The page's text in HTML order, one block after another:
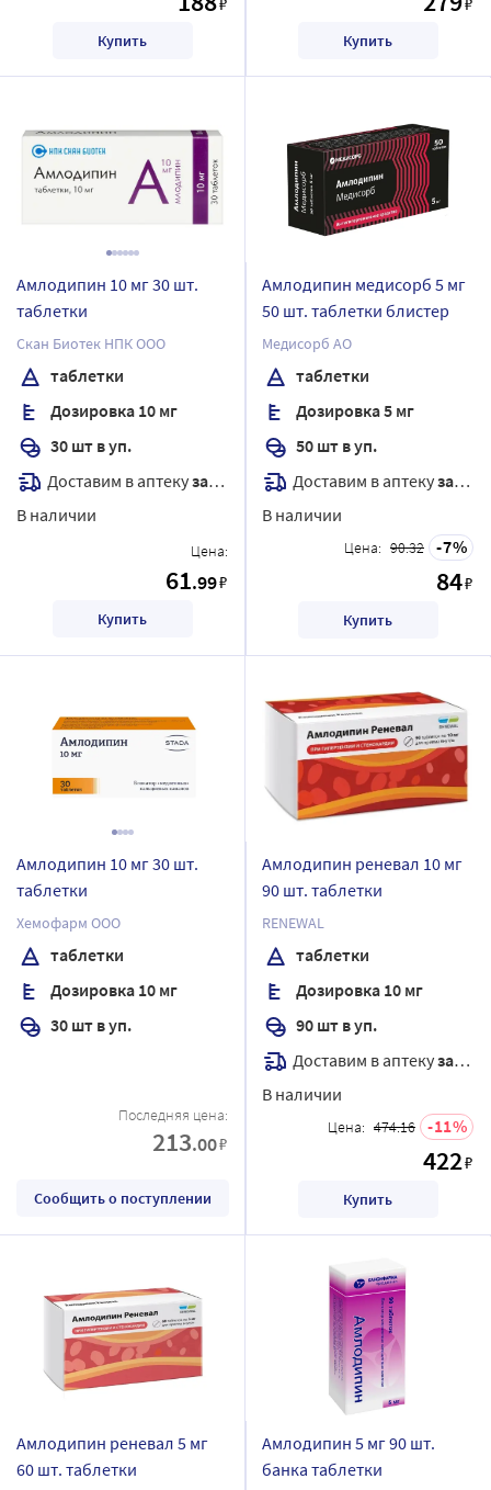
Купить Купить
Амлодипин 10 мг 30 шт.
таблетки
Скан Биотек НПК ООО
таблетки
Дозировка 10 мг
30 шт в уп.
Доставим в аптекузавтра
В наличии
Цена:
61.99₽
Купить
Амлодипин медисорб 5 мг
50 шт. таблетки блистер
Медисорб АО
таблетки
Дозировка 5 мг
50 шт в уп.
Доставим в аптекузавтра
В наличии
Цена: 90.32 7
84₽
Купить
Амлодипин 10 мг 30 шт.
таблетки
Хемофарм ООО
таблетки
Дозировка 10 мг
30 шт в уп.
Последняя цена:
213.00₽
Сообщить о поступлении
Амлодипин реневал 10 мг
90 шт. таблетки
RENEWAL
таблетки
Дозировка 10 мг
90 шт в уп.
Доставим в аптекузавтра
В наличии
Цена: 474.16 11
422₽
Купить
Амлодипин реневал 5 мг
60 шт. таблетки
Амлодипин 5 мг 90 шт.
банка таблетки